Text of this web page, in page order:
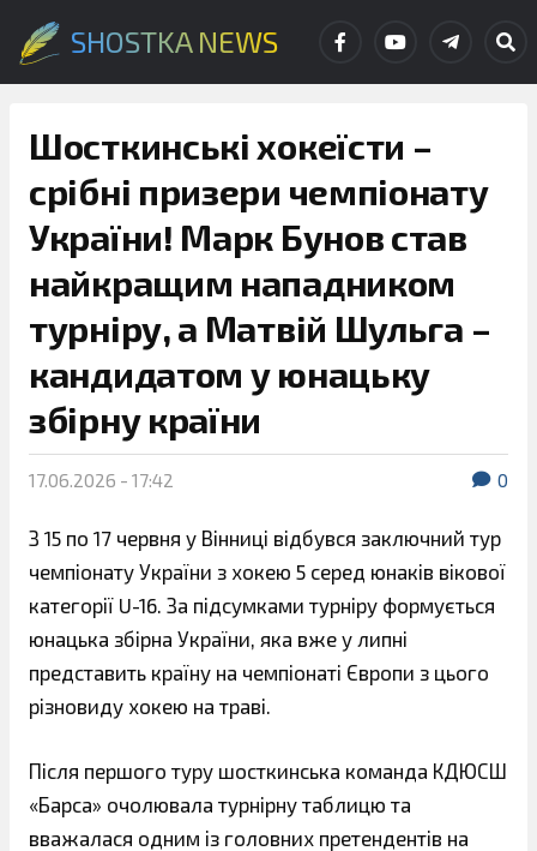
SHOSTKA NEWS
Шосткинські хокеїсти –
срібні призери чемпіонату
України! Марк Бунов став
найкращим нападником
турніру, а Матвій Шульга –
кандидатом у юнацьку
збірну країни
17.06.2026 - 17:42 0
З 15 по 17 червня у Вінниці відбувся заключний тур
чемпіонату України з хокею 5 серед юнаків вікової
категорії U-16. За підсумками турніру формується
юнацька збірна України, яка вже у липні
представить країну на чемпіонаті Європи з цього
різновиду хокею на траві.
Після першого туру шосткинська команда КДЮСШ
«Барса» очолювала турнірну таблицю та
вважалася одним із головних претендентів на